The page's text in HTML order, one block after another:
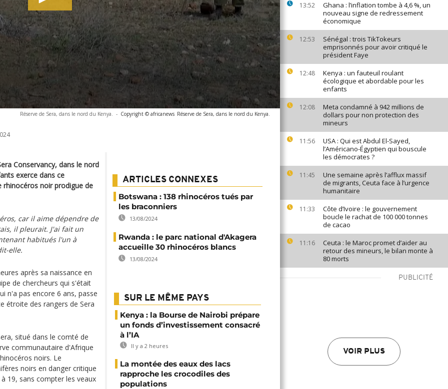
13:52
Ghana : l’inflation tombe à 4,6 %, un
nouveau signe de redressement
économique
12:53
Sénégal : trois TikTokeurs
emprisonnés pour avoir critiqué le
président Faye
12:48
Kenya : un fauteuil roulant
écologique et abordable pour les
enfants
12:08
Meta condamné à 942 millions de
dollars pour non protection des
mineurs
11:56
USA : Qui est Abdul El-Sayed,
l’Américano-Égyptien qui bouscule
les démocrates ?
11:45
Une semaine après l’afflux massif
de migrants, Ceuta face à l’urgence
humanitaire
11:33
Côte d’Ivoire : le gouvernement
boucle le rachat de 100 000 tonnes
de cacao
11:16
Ceuta : le Maroc promet d’aider au
retour des mineurs, le bilan monte à
80 morts
PUBLICITÉ
VOIR PLUS
Réserve de Sera, dans le nord du Kenya. - Copyright © africanews Réserve de Sera, dans le nord du Kenya.
Conservancy, dans le nord
exerce dans ce
rhinocéros noir prodigue de
car il aime dépendre de
il pleurait. J'ai fait un
habitués l'un à
elle.
après sa naissance en
de chercheurs qui s'était
n'a pas encore 6 ans, passe
étroite des rangers de Sera
situé dans le comté de
communautaire d'Afrique
noirs. Le
noirs en danger critique
19, sans compter les veaux
ARTICLES CONNEXES
Botswana : 138 rhinocéros tués par
les braconniers
13/08/2024
Rwanda : le parc national d'Akagera
accueille 30 rhinocéros blancs
13/08/2024
SUR LE MÊME PAYS
Kenya : la Bourse de Nairobi prépare
un fonds d’investissement consacré
à l’IA
Il y a 2 heures
La montée des eaux des lacs
rapproche les crocodiles des
populations